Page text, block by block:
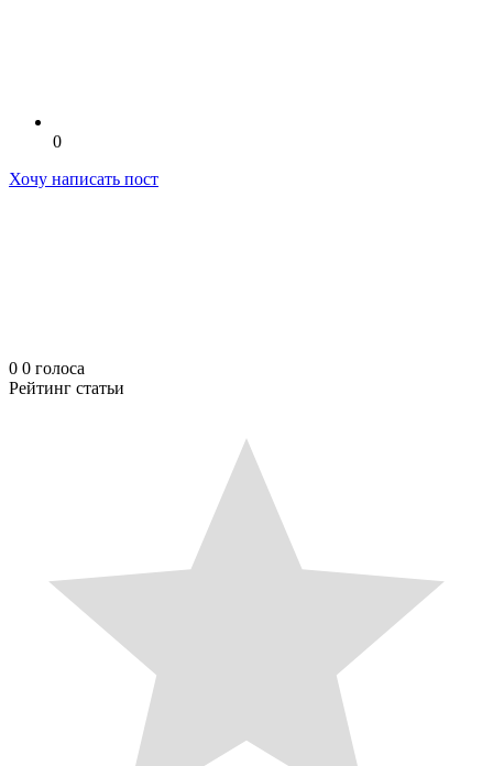
0
Хочу написать пост
0 0 голоса
Рейтинг статьи